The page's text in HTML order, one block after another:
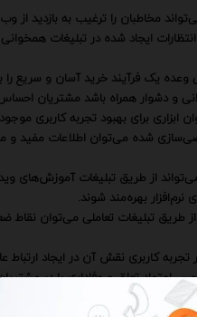
مخاطبان را ترغیب به بازدید از
انتظارات ایجاد شده در تبلیغات
وعده یک فرآیند خرید آسان و سریع
و دشوار همراه باشد مشتریان
ابزاری برای بهبود تجربه کاربری
شده می‌توان اطلاعات مفید و
از طریق تبلیغات آموزش‌های
بهره‌مند شوند.
از طریق تبلیغات تعاملی می‌توان
تجربه کاربری نقش آن در ایجاد
اعتماد تعلق و وفاداری را در
غذایی می‌تواند با استفاده از